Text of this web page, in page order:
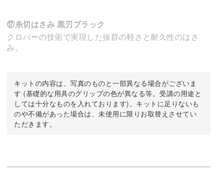
⑰糸切はさみ 黒刃ブラック
クロバーの技術で実現した抜群の軽さと耐久性のはさ
み。
キットの内容は、写真のものと一部異なる場合がございま
す (基礎的な用具のグリップの色が異なる等。受講の用途と
しては十分なものを入れております)。キットに足りないも
のや不備があった場合は、未使用に限りお取替えさせてい
ただきます。